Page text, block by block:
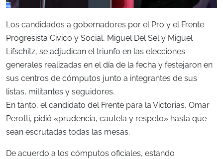
Los candidados a gobernadores por el Pro y el Frente
Progresista Civico y Social, Miguel Del Sel y Miguel
Lifschitz, se adjudican el triunfo en las elecciones
generales realizadas en el día de la fecha y festejaron en
sus centros de cómputos junto a integrantes de sus
listas, militantes y seguidores.
En tanto, el candidato del Frente para la Victorias, Omar
Perotti, pidió «prudencia, cautela y respeto» hasta que
sean escrutadas todas las mesas.
De acuerdo a los cómputos oficiales, estando